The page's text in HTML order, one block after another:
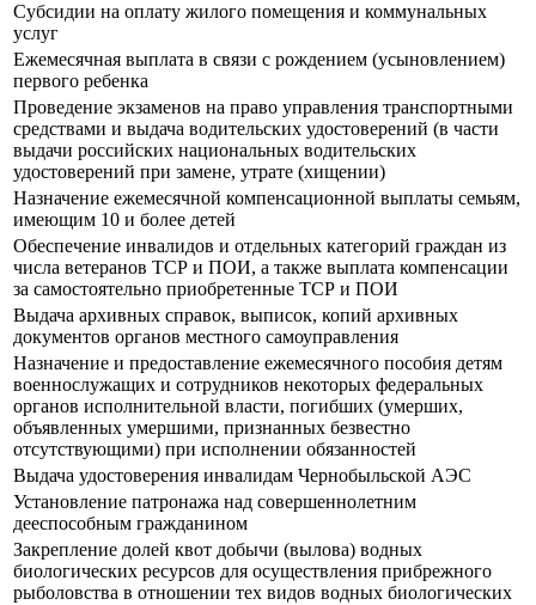
Субсидии на оплату жилого помещения и коммунальных
услуг
Ежемесячная выплата в связи с рождением (усыновлением)
первого ребенка
Прoведение экзаменов на право управления транспортными
средствами и выдача водительских удостоверений (в части
выдачи российских национальных водительских
удостоверений при замене, утрате (хищении)
Назначение ежемесячной компенсационной выплаты семьям,
имеющим 10 и более детей
Обеспечение инвалидов и отдельных категорий граждан из
числа ветеранов ТСР и ПОИ, а также выплата компенсации
за самостоятельно приобретенные ТСР и ПОИ
Выдача архивных справок, выписок, копий архивных
документов органов местного самоуправления
Назначение и предоставление ежемесячного пособия детям
военнослужащих и сотрудников некоторых федеральных
органов исполнительной власти, погибших (умерших,
объявленных умершими, признанных безвестно
отсутствующими) при исполнении обязанностей
Выдача удостоверения инвалидам Чернобыльской АЭС
Установление патронажа над совершеннолетним
дееспособным гражданином
Закрепление долей квот добычи (вылова) водных
биологических ресурсов для осуществления прибрежного
рыболовства в отношении тех видов водных биологических